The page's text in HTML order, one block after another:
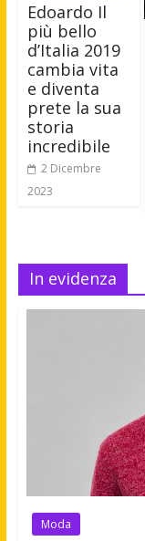
Edoardo Il
più bello
d’Italia 2019
cambia vita
e diventa
prete la sua
storia
incredibile
2 Dicembre
2023
In evidenza
Moda